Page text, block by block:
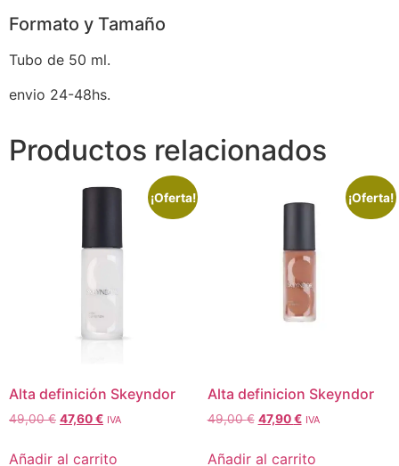
Formato y Tamaño
Tubo de 50 ml.
envio 24-48hs.
Productos relacionados
¡Oferta!
Alta definición Skeyndor
49,00€ 47,60€ IVA
Añadir al carrito
¡Oferta!
Alta definicion Skeyndor
49,00€ 47,90€ IVA
Añadir al carrito